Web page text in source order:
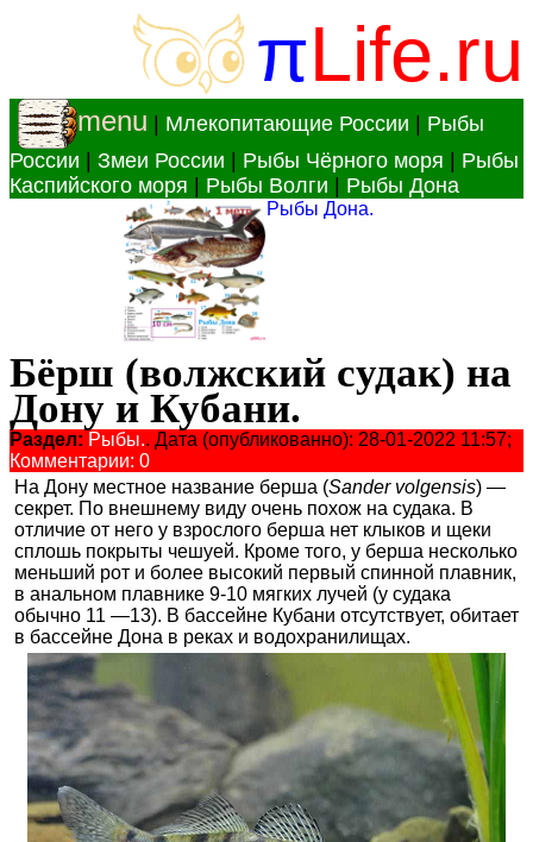
πLife.ru
menu Млекопитающие России
Рыбы
России
Змеи России Рыбы Чёрного моря
Рыбы
Каспийского моря
Рыбы Волги Рыбы Дона
Рыбы Дона.
Бёрш (волжский судак) на
Дону и Кубани.
Раздел: Рыбы.. Дата (опубликованно): 28-01-2022 11:57;
Комментарии: 0
На Дону местное название берша (Sander volgensis) —
секрет. По внешнему виду очень похож на судака. В
отличие от него у взрослого берша нет клыков и щеки
сплошь покрыты чешуей. Кроме того, у берша несколько
меньший рот и более высокий первый спинной плавник,
в анальном плавнике 9-10 мягких лучей (у судака
обычно 11 —13). В бассейне Кубани отсутствует, обитает
в бассейне Дона в реках и водохранилищах.